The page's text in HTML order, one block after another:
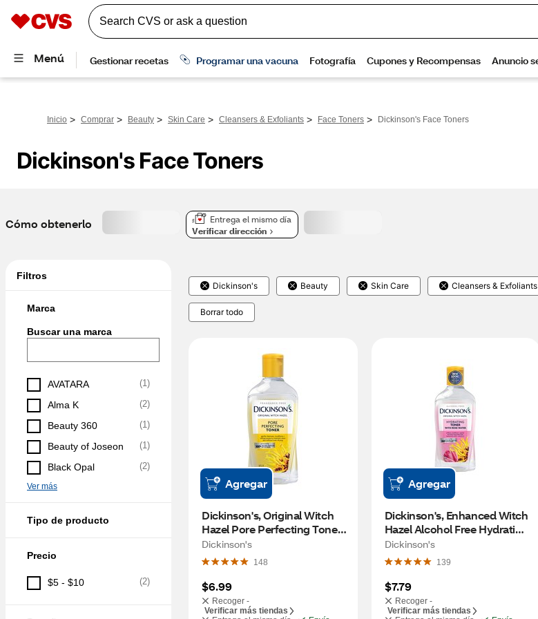
Inicio > Comprar > Beauty > Skin Care > Cleansers & Exfoliants > Face Toners > Dickinson's Face Toners
Dickinson's Face Toners
Cómo obtenerlo
Entrega el mismo día
Verificar dirección
Filtros
Marca
Buscar una marca
AVATARA (1)
Alma K (2)
Beauty 360 (1)
Beauty of Joseon (1)
Black Opal (2)
Ver más
Tipo de producto
Precio
$5 - $10 (2)
Dickinson's Beauty Skin Care Cleansers & Exfoliants
Borrar todo
Agregar
Dickinson's, Original Witch
Hazel Pore Perfecting Toner,
16 FL OZ
Dickinson's
148
$6.99
Recoger -
Verificar más tiendas
Agregar
Dickinson's, Enhanced Witch
Hazel Alcohol Free Hydrating
Toner, 16 FL OZ
Dickinson's
139
$7.79
Recoger -
Verificar más tiendas